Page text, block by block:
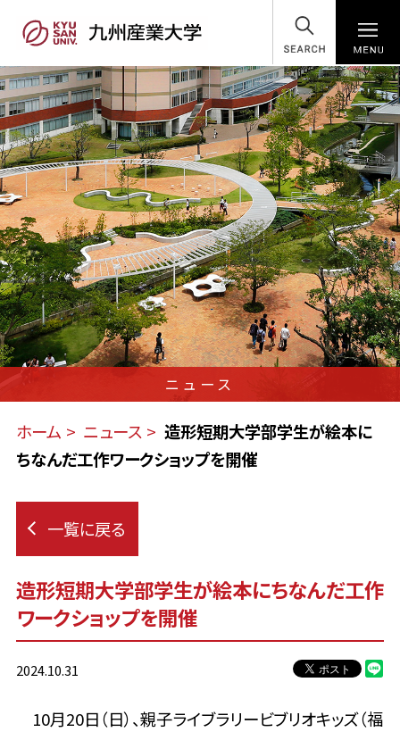
SEARCH
ニュース
ホーム ニュース
造形短期大学部学生が絵本に
ちなんだ工作ワークショップを開催
一覧に戻る
造形短期大学部学生が絵本にちなんだ工作
ワークショップを開催
2024.10.31
10月20日（日）、親子ライブラリービブリオキッズ（福